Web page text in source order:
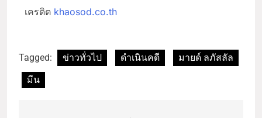
เครดิต khaosod.co.th
Tagged: ข่าวทั่วไป ดำเนินคดี
มายด์ ลภัสลัล
มีน